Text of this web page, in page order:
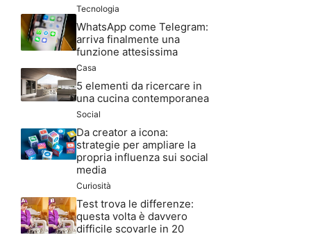
Tecnologia
WhatsApp come Telegram:
arriva finalmente una
funzione attesissima
Casa
5 elementi da ricercare in
una cucina contemporanea
Social
Da creator a icona:
strategie per ampliare la
propria influenza sui social
media
Curiosità
Test trova le differenze:
questa volta è davvero
difficile scovarle in 20